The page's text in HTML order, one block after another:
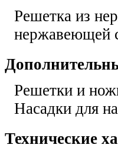
Решетка из
нержавеющей
Решетки и
Насадки для
Технические